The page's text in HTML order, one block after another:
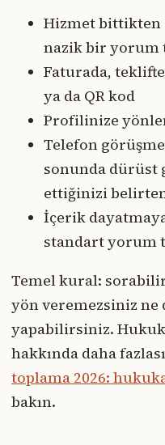
Hizmet bittikten
nazik bir yorum
Faturada,
ya da QR kod
Profilinize
Telefon
sonunda
ettiğinizi
İçerik
standart yorum
Temel kural:
yön veremezsiniz ne
yapabilirsiniz.
hakkında daha
toplama 2026:
bakın.